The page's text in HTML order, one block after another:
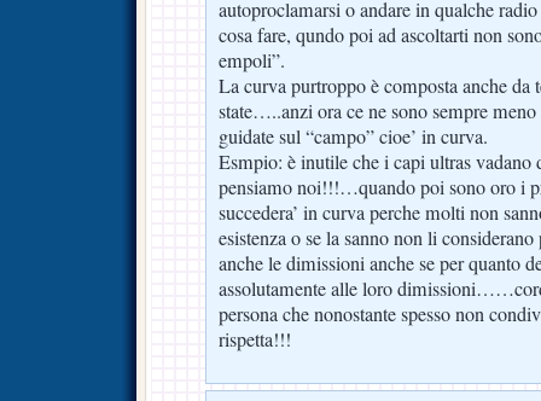
autoproclamarsi o andare in qualche
cosa fare, qundo poi ad ascoltarti non
empoli”.
La curva purtroppo è composta anche da
state…..anzi ora ce ne sono sempre
guidate sul “campo” cioe’ in curva.
Esmpio: è inutile che i capi ultras vadano
pensiamo noi!!!…quando poi sono oro i
succedera’ in curva perche molti non
esistenza o se la sanno non li
anche le dimissioni anche se per quanto
assolutamente alle loro
persona che nonostante spesso non
rispetta!!!